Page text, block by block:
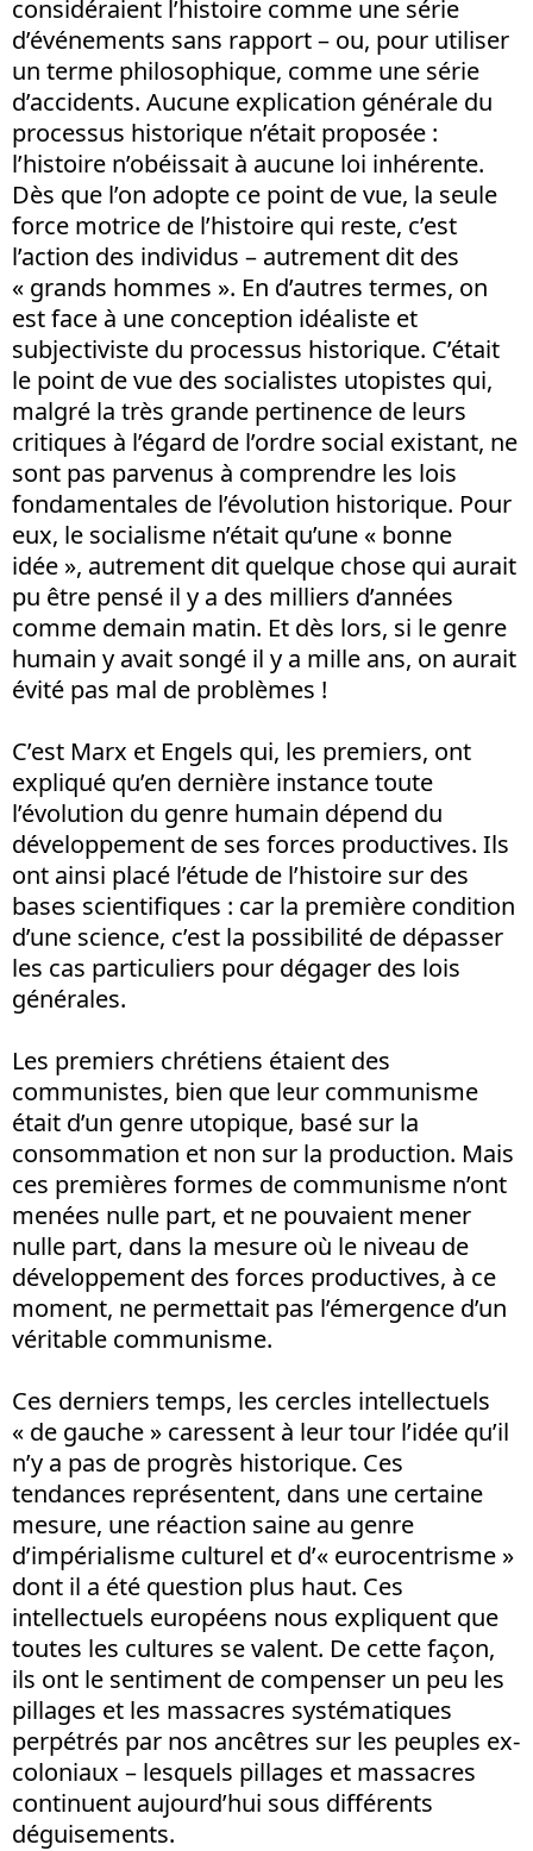
considéraient l’histoire comme une série
d’événements sans rapport – ou, pour utiliser
un terme philosophique, comme une série
d’accidents. Aucune explication générale du
processus historique n’était proposée :
l’histoire n’obéissait à aucune loi inhérente.
Dès que l’on adopte ce point de vue, la seule
force motrice de l’histoire qui reste, c’est
l’action des individus – autrement dit des
« grands hommes ». En d’autres termes, on
est face à une conception idéaliste et
subjectiviste du processus historique. C’était
le point de vue des socialistes utopistes qui,
malgré la très grande pertinence de leurs
critiques à l’égard de l’ordre social existant, ne
sont pas parvenus à comprendre les lois
fondamentales de l’évolution historique. Pour
eux, le socialisme n’était qu’une « bonne
idée », autrement dit quelque chose qui aurait
pu être pensé il y a des milliers d’années
comme demain matin. Et dès lors, si le genre
humain y avait songé il y a mille ans, on aurait
évité pas mal de problèmes !
C’est Marx et Engels qui, les premiers, ont
expliqué qu’en dernière instance toute
l’évolution du genre humain dépend du
développement de ses forces productives. Ils
ont ainsi placé l’étude de l’histoire sur des
bases scientifiques : car la première condition
d’une science, c’est la possibilité de dépasser
les cas particuliers pour dégager des lois
générales.
Les premiers chrétiens étaient des
communistes, bien que leur communisme
était d’un genre utopique, basé sur la
consommation et non sur la production. Mais
ces premières formes de communisme n’ont
menées nulle part, et ne pouvaient mener
nulle part, dans la mesure où le niveau de
développement des forces productives, à ce
moment, ne permettait pas l’émergence d’un
véritable communisme.
Ces derniers temps, les cercles intellectuels
« de gauche » caressent à leur tour l’idée qu’il
n’y a pas de progrès historique. Ces
tendances représentent, dans une certaine
mesure, une réaction saine au genre
d’impérialisme culturel et d’« eurocentrisme »
dont il a été question plus haut. Ces
intellectuels européens nous expliquent que
toutes les cultures se valent. De cette façon,
ils ont le sentiment de compenser un peu les
pillages et les massacres systématiques
perpétrés par nos ancêtres sur les peuples ex-
coloniaux – lesquels pillages et massacres
continuent aujourd’hui sous différents
déguisements.